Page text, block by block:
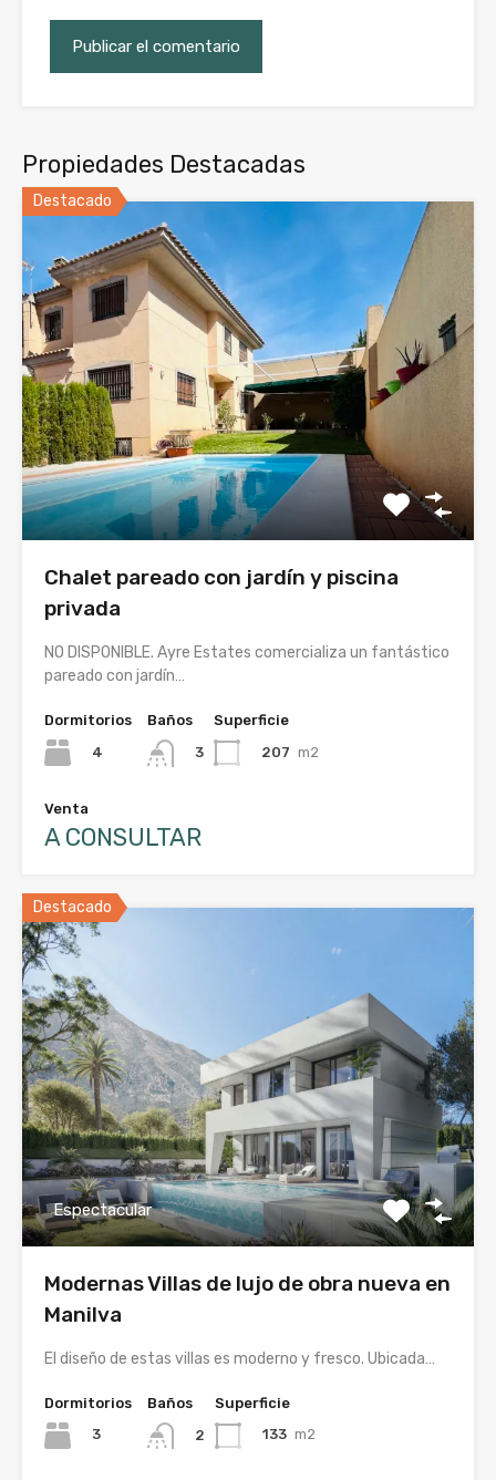
Propiedades Destacadas
Destacado
Chalet pareado con jardín y piscina
privada
NO DISPONIBLE. Ayre Estates comercializa un fantástico
pareado con jardín…
Dormitorios
4
Baños
3
Superficie
207 m2
Venta
A CONSULTAR
Destacado
Espectacular
Modernas Villas de lujo de obra nueva en
Manilva
El diseño de estas villas es moderno y fresco. Ubicada…
Dormitorios
3
Baños
2
Superficie
133 m2